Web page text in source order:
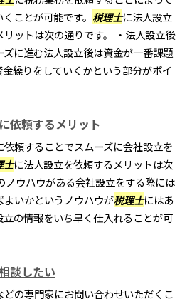
ことが可能です。 税理士に法人設立
ットは次の通りです。 ・法人設立後
に進む法人設立後は資金が一番課題
繰りをしていくかという部分がポイ
依頼するメリット
依頼することでスムーズに会社設立を
士に法人設立を依頼するメリットは次
ノウハウがある会社設立をする際には
いかというノウハウが税理士にはあ
の情報をいち早く仕入れることが可
談したい
どの専門家にお問い合わせいただくこ